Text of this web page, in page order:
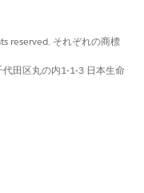
reserved. それぞれの商標
田区丸の内1-1-3 日本生命